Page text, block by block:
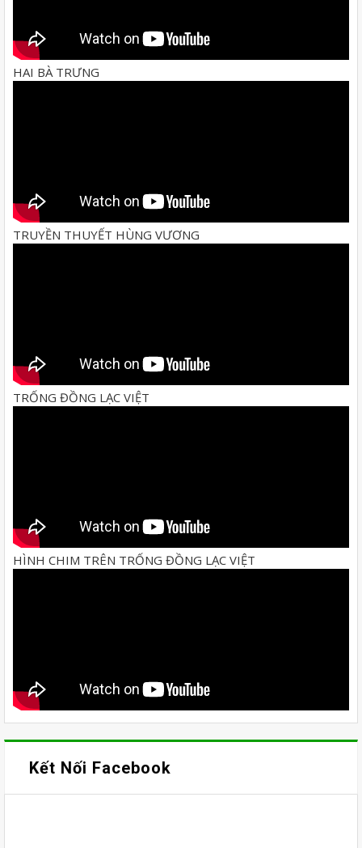
HAI BÀ TRƯNG
TRUYỀN THUYẾT HÙNG VƯƠNG
TRỐNG ĐỒNG LẠC VIỆT
HÌNH CHIM TRÊN TRỐNG ĐỒNG LẠC VIỆT
Kết Nối Facebook